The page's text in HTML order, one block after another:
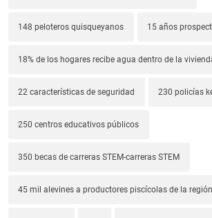
148 peloteros quisqueyanos 15 años
18% de los hogares recibe agua dentro de la
22 características de seguridad 230 policías
250 centros educativos públicos
350 becas de carreras STEM-carreras STEM
45 mil alevines a productores piscícolas de la